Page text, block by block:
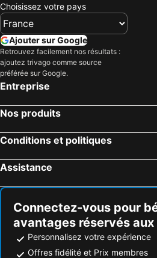
Choisissez votre pays
Ajouter sur Google
Retrouvez facilement nos résultats :
ajoutez trivago comme source
préférée sur Google.
Entreprise
Nos produits
Conditions et politiques
Assistance
Connectez-vous pour
avantages réservés aux
Personnalisez votre expérience
Offres fidélité et Prix membres